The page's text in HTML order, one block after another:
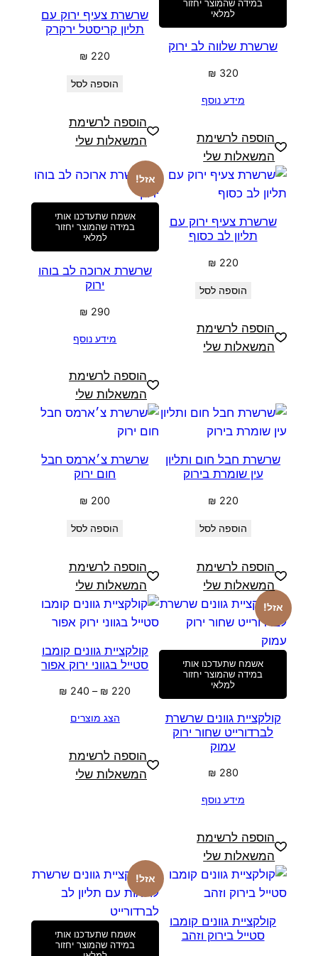
במידה שהמוצר יחזור
למלאי
שרשרת שלווה לב ירוק
₪ 320
מידע נוסף
הוספה לרשימת
המשאלות שלי
שרשרת צעיף ירוק עם
תליון קריסטל ירקרק
₪ 220
הוספה לסל
הוספה לרשימת
המשאלות שלי
שרשרת צעיף ירוק עם
תליון לב כסוף
₪ 220
הוספה לסל
הוספה לרשימת
המשאלות שלי
אזל!
אשמח שתעדכנו אותי
במידה שהמוצר יחזור
למלאי
שרשרת ארוכה לב בוהו
ירוק
₪ 290
מידע נוסף
הוספה לרשימת
המשאלות שלי
שרשרת חבל חום ותליון
עין שומרת בירוק
₪ 220
הוספה לסל
הוספה לרשימת
המשאלות שלי
שרשרת צ׳ארמס חבל
חום ירוק
₪ 200
הוספה לסל
הוספה לרשימת
המשאלות שלי
אזל!
אשמח שתעדכנו אותי
במידה שהמוצר יחזור
למלאי
קולקציית גוונים שרשרת
לברדורייט שחור ירוק
עמוק
₪ 280
מידע נוסף
הוספה לרשימת
המשאלות שלי
קולקציית גוונים קומבו
סטייל בגווני ירוק אפור
₪ 220
–
₪ 240
טווח
הצג מוצרים
הוספה לרשימת
המשאלות שלי
קולקציית גוונים קומבו
סטייל בירוק וזהב
אזל!
אשמח שתעדכנו אותי
במידה שהמוצר יחזור